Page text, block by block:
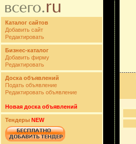
Каталог сайтов
Добавить сайт
Редактировать
Бизнес-каталог
Добавить фирму
Редактировать
Доска объявлений
Подать объявление
Редактировать объявление
Новая доска объявлений
Тендеры NEW